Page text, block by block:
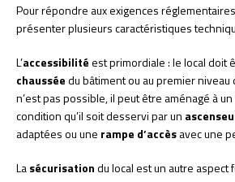
Pour répondre aux exigences
présenter plusieurs caractéristiques
L’accessibilitéest primordiale : le local doit
chausséedu bâtiment ou au premier niveau
n’est pas possible, il peut être aménagé à
condition qu’il soit desservi par un
adaptées ou une rampe d’accèsavec une
Lasécurisationdu local est un autre aspect